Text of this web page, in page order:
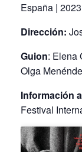
España |
Dirección:
Guion: Elena
Olga
Información
Festival